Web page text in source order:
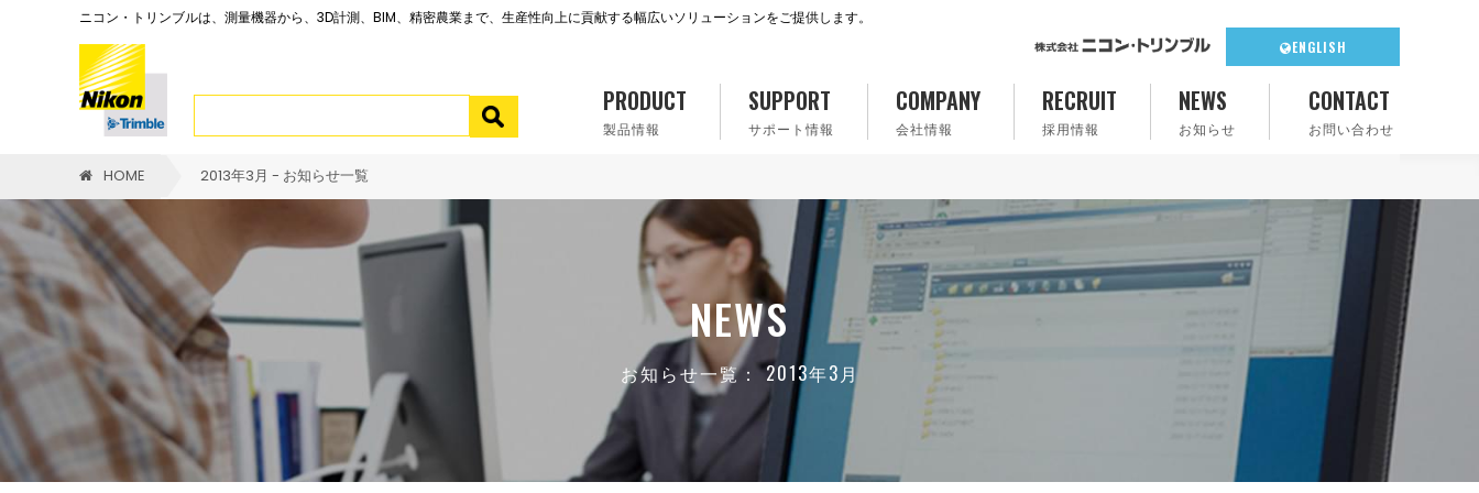
ニコン・トリンブルは、測量機器から、3D計測、BIM、精密農業まで、生産性向上に貢献する幅広いソリューションをご提供します。
ENGLISH
PRODUCT
製品情報
SUPPORT
サポート情報
COMPANY
会社情報
RECRUIT
採用情報
NEWS
お知らせ
CONTACT
お問い合わせ
HOME 2013年3月 - お知らせ一覧
NEWS
お知らせ一覧： 2013年3月